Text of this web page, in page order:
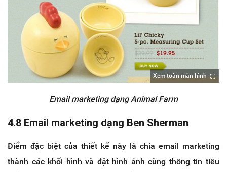
Xem toàn màn hình
Email marketing dạng Animal Farm
4.8 Email marketing dạng Ben Sherman
Điểm đặc biệt của thiết kế này là chia email marketing
thành các khối hình và đặt hình ảnh cùng thông tin tiêu